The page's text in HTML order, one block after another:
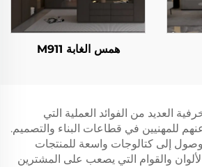
همس الغابة M911
العديد من الفوائد العملية التي
للمهنيين في قطاعات البناء والتصميم.
إلى كتالوجات واسعة للمنتجات
والقوام التي يصعب على المشترين